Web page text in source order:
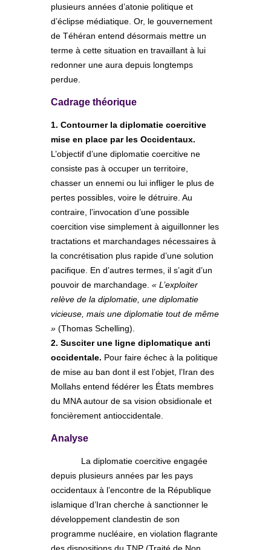
plusieurs années d’atonie politique et
d’éclipse médiatique. Or, le gouvernement
de Téhéran entend désormais mettre un
terme à cette situation en travaillant à lui
redonner une aura depuis longtemps
perdue.
Cadrage théorique
1. Contourner la diplomatie coercitive
mise en place par les Occidentaux.
L’objectif d’une diplomatie coercitive ne
consiste pas à occuper un territoire,
chasser un ennemi ou lui infliger le plus de
pertes possibles, voire le détruire. Au
contraire, l’invocation d’une possible
coercition vise simplement à aiguillonner les
tractations et marchandages nécessaires à
la concrétisation plus rapide d’une solution
pacifique. En d’autres termes, il s’agit d’un
pouvoir de marchandage. « L’exploiter
relève de la diplomatie, une diplomatie
vicieuse, mais une diplomatie tout de même
» (Thomas Schelling).
2. Susciter une ligne diplomatique anti
occidentale. Pour faire échec à la politique
de mise au ban dont il est l’objet, l’Iran des
Mollahs entend fédérer les États membres
du MNA autour de sa vision obsidionale et
foncièrement antioccidentale.
Analyse
La diplomatie coercitive engagée
depuis plusieurs années par les pays
occidentaux à l’encontre de la République
islamique d’Iran cherche à sanctionner le
développement clandestin de son
programme nucléaire, en violation flagrante